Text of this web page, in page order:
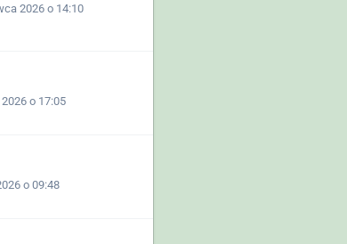
2026 o 14:10
o 17:05
o 09:48